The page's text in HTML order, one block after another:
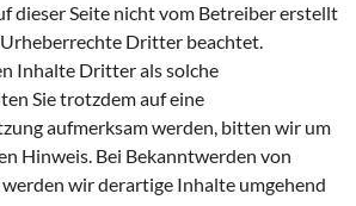
dieser Seite nicht vom Betreiber erstellt
Dritter beachtet.
Inhalte Dritter als solche
Sie trotzdem auf eine
aufmerksam werden, bitten wir um
Hinweis. Bei Bekanntwerden von
wir derartige Inhalte umgehend